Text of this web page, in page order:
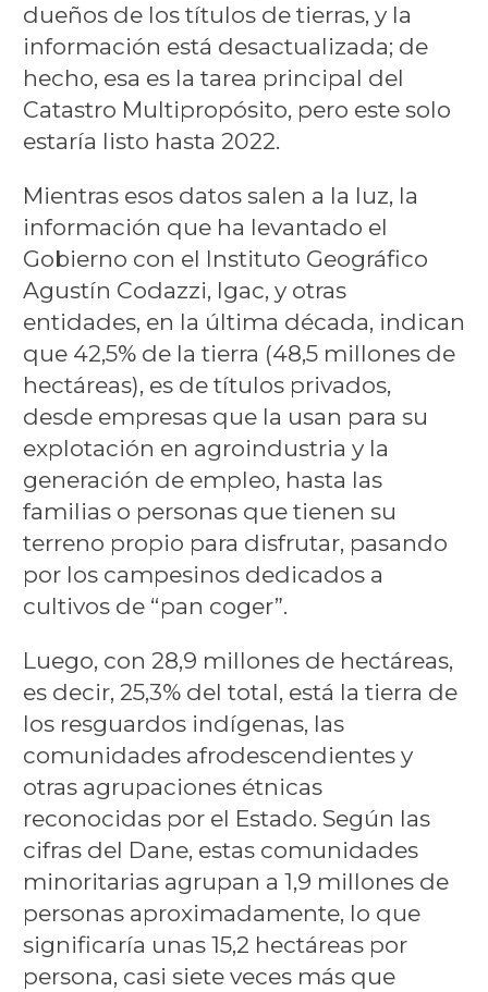
dueños de los títulos de tierras, y la
información está desactualizada; de
hecho, esa es la tarea principal del
Catastro Multipropósito, pero este solo
estaría listo hasta 2022.
Mientras esos datos salen a la luz, la
información que ha levantado el
Gobierno con el Instituto Geográfico
Agustín Codazzi, Igac, y otras
entidades, en la última década, indican
que 42,5% de la tierra (48,5 millones de
hectáreas), es de títulos privados,
desde empresas que la usan para su
explotación en agroindustria y la
generación de empleo, hasta las
familias o personas que tienen su
terreno propio para disfrutar, pasando
por los campesinos dedicados a
cultivos de “pan coger”.
Luego, con 28,9 millones de hectáreas,
es decir, 25,3% del total, está la tierra de
los resguardos indígenas, las
comunidades afrodescendientes y
otras agrupaciones étnicas
reconocidas por el Estado. Según las
cifras del Dane, estas comunidades
minoritarias agrupan a 1,9 millones de
personas aproximadamente, lo que
significaría unas 15,2 hectáreas por
persona, casi siete veces más que